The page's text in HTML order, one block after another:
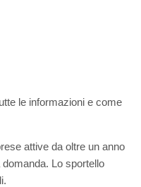
le informazioni e come
attive da oltre un anno
domanda. Lo sportello